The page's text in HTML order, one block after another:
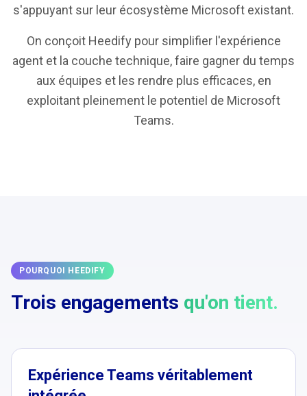
s'appuyant sur leur écosystème Microsoft existant.
On conçoit Heedify pour simplifier l'expérience
agent et la couche technique, faire gagner du temps
aux équipes et les rendre plus efficaces, en
exploitant pleinement le potentiel de Microsoft
Teams.
POURQUOI HEEDIFY
Trois engagements qu'on tient.
Expérience Teams véritablement